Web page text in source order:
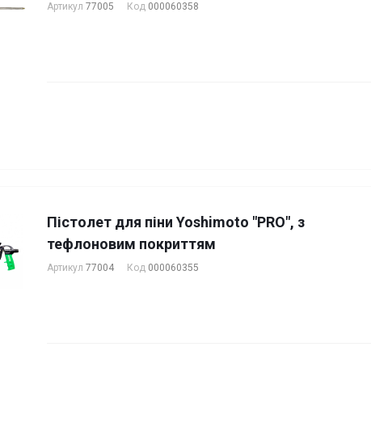
Артикул 77005 Код 000060358
Пістолет для піни Yoshimoto "PRO", з
тефлоновим покриттям
Артикул 77004 Код 000060355